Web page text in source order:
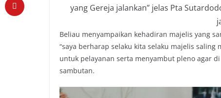
yang Gereja jalankan” jelas Pta
Beliau menyampaikan kehadiran majelis yang
“saya berharap selaku kita selaku majelis
untuk pelayanan serta menyambut pleno agar
sambutan.